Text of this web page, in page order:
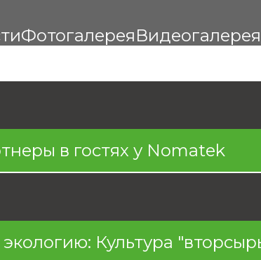
ФотогалереяВидеогалерея
в гостях у Nomatek
Культура